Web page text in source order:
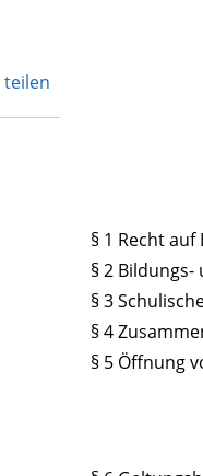
teilen
§ 1 Recht
§ 2
§ 3
§ 4
§ 5 Öffnung